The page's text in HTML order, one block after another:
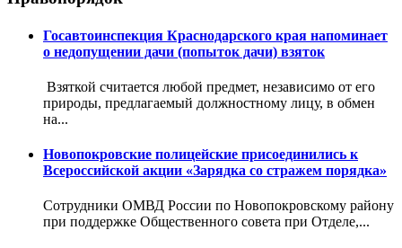
Госавтоинспекция Краснодарского края напоминает
о недопущении дачи (попыток дачи) взяток
Взяткой считается любой предмет, независимо от его
природы, предлагаемый должностному лицу, в обмен
на...
Новопокровские полицейские присоединились к
Всероссийской акции «Зарядка со стражем порядка»
Сотрудники ОМВД России по Новопокровскому району
при поддержке Общественного совета при Отделе,...